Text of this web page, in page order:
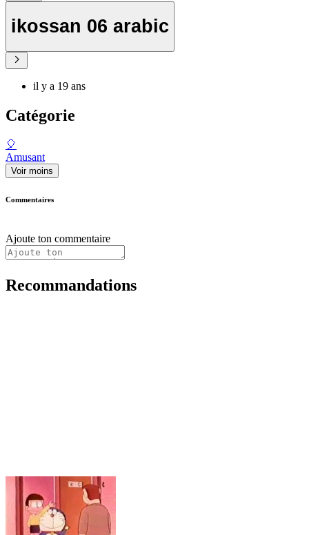
ikossan 06 arabic
il y a 19 ans
Catégorie
🎈
Amusant
Voir moins
Commentaires
Ajoute ton commentaire
Recommandations